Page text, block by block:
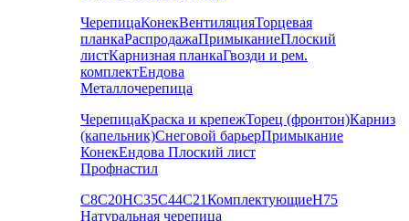
ЧерепицаКонекВентиляцияТорцевая
планкаРаспродажаПримыканиеПлоский
листКарнизная планкаГвозди и рем.
комплектЕндова
Металлочерепица
ЧерепицаКраска и крепежТорец (фронтон)Карниз
(капельник)Снеговой барьерПримыкание
КонекЕндова Плоский лист
Профнастил
С8С20НС35С44С21КомплектующиеН75
Натуральная черепица